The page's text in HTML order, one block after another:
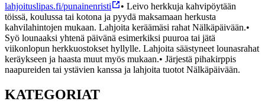
lahjoituslipas.fi/punainenristi
• Leivo herkkuja kahvipöytään
töissä, koulussa tai kotona ja pyydä maksamaan herkusta
kahvilahintojen mukaan. Lahjoita keräämäsi rahat Nälkäpäivään.•
Syö lounaaksi yhtenä päivänä esimerkiksi puuroa tai jätä
viikonlopun herkkuostokset hyllylle. Lahjoita säästyneet lounasrahat
keräykseen ja haasta muut myös mukaan.• Järjestä pihakirppis
naapureiden tai ystävien kanssa ja lahjoita tuotot Nälkäpäivään.
KATEGORIAT